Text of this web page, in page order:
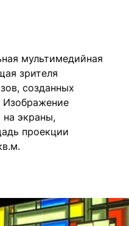
мультимедийная
зрителя
созданных
на экраны,
проекции